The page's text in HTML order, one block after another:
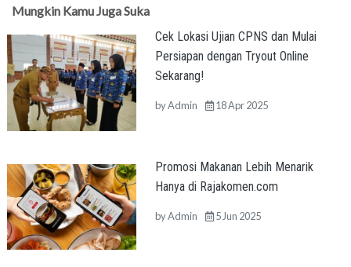
Mungkin Kamu Juga Suka
Cek Lokasi Ujian CPNS dan Mulai
Persiapan dengan Tryout Online
Sekarang!
byAdmin 18 Apr 2025
Promosi Makanan Lebih Menarik
Hanya di Rajakomen.com
byAdmin 5 Jun 2025